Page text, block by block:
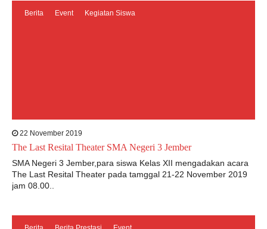
Berita Event Kegiatan Siswa
22 November 2019
The Last Resital Theater SMA Negeri 3 Jember
SMA Negeri 3 Jember,para siswa Kelas XII mengadakan acara
The Last Resital Theater pada tamggal 21-22 November 2019
jam 08.00..